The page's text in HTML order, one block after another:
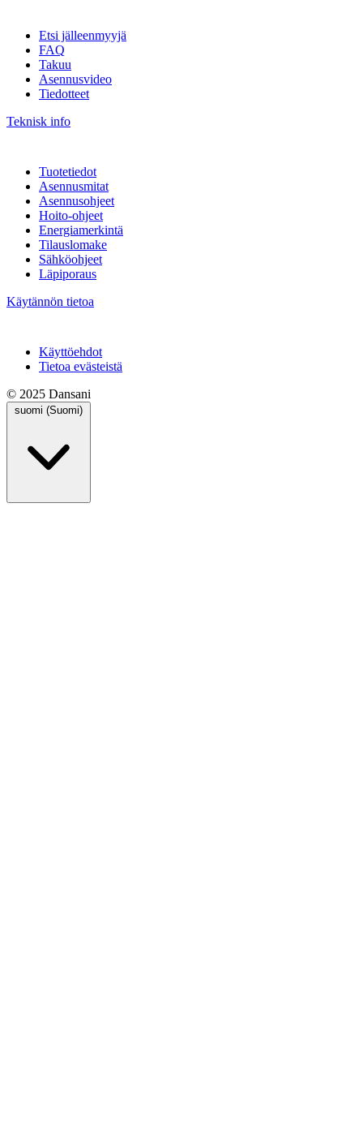
Etsi jälleenmyyjä
FAQ
Takuu
Asennusvideo
Tiedotteet
Teknisk info
Tuotetiedot
Asennusmitat
Asennusohjeet
Hoito-ohjeet
Energiamerkintä
Tilauslomake
Sähköohjeet
Läpiporaus
Käytännön tietoa
Käyttöehdot
Tietoa evästeistä
© 2025 Dansani
suomi (Suomi)